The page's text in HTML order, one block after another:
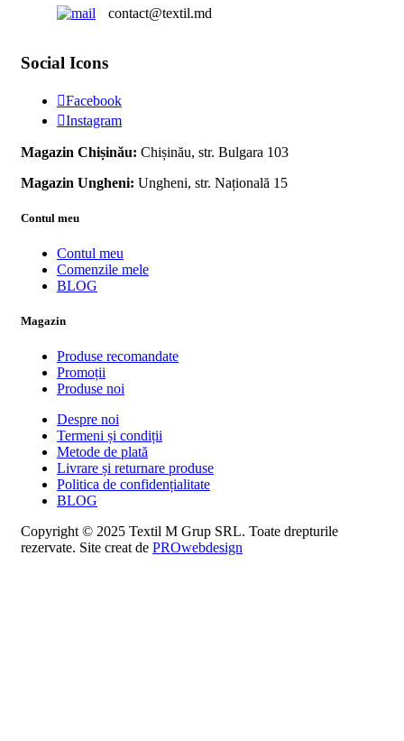
contact@textil.md
Social Icons
Facebook
Instagram
Magazin Chișinău: Chișinău, str. Bulgara 103
Magazin Ungheni: Ungheni, str. Națională 15
Contul meu
Contul meu
Comenzile mele
BLOG
Magazin
Produse recomandate
Promoții
Produse noi
Despre noi
Termeni și condiții
Metode de plată
Livrare și returnare produse
Politica de confidențialitate
BLOG
Copyright © 2025 Textil M Grup SRL. Toate drepturile
rezervate. Site creat de PROwebdesign